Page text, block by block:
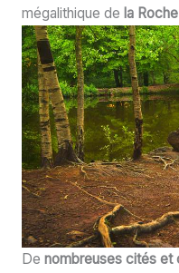
mégalithique de la
De nombreuses cités et